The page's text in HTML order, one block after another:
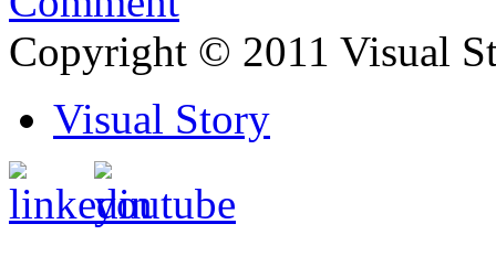
Copyright © 2011 Visual
Visual Story